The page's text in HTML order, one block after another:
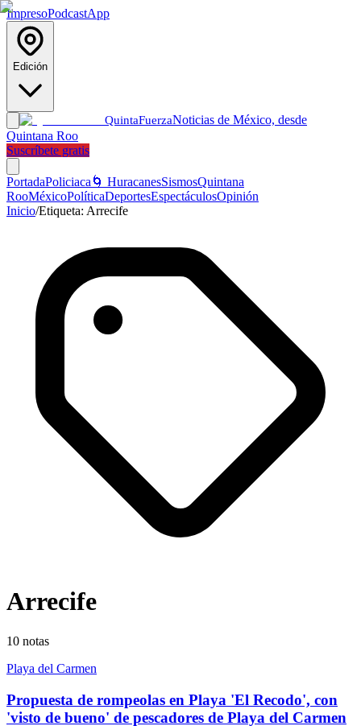
ImpresoPodcastApp
Edición
QuintaFuerzaNoticias de México, desde
Quintana Roo
Suscríbete gratis
PortadaPoliciaca 🌀 HuracanesSismosQuintana
RooMéxicoPolíticaDeportesEspectáculosOpinión
Inicio/Etiqueta: Arrecife
Arrecife
10 notas
Playa del Carmen
Propuesta de rompeolas en Playa 'El Recodo', con
'visto de bueno' de pescadores de Playa del Carmen